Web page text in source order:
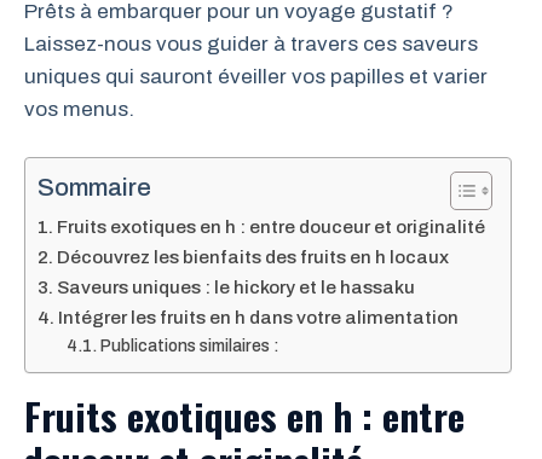
Prêts à embarquer pour un voyage gustatif ?
Laissez-nous vous guider à travers ces saveurs
uniques qui sauront éveiller vos papilles et varier
vos menus.
Sommaire
Fruits exotiques en h : entre douceur et originalité
Découvrez les bienfaits des fruits en h locaux
Saveurs uniques : le hickory et le hassaku
Intégrer les fruits en h dans votre alimentation
Publications similaires :
Fruits exotiques en h : entre